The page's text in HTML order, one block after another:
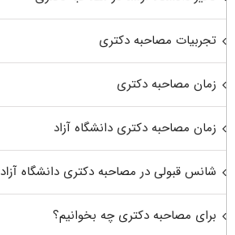
تجربیات مصاحبه دکتری
زمان مصاحبه دکتری
زمان مصاحبه دکتری دانشگاه آزاد
شانس قبولی در مصاحبه دکتری دانشگاه آزاد
برای مصاحبه دکتری چه بخوانیم؟